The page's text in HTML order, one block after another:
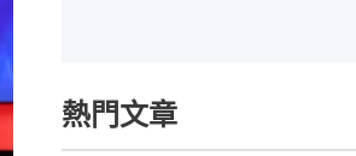
熱門文章